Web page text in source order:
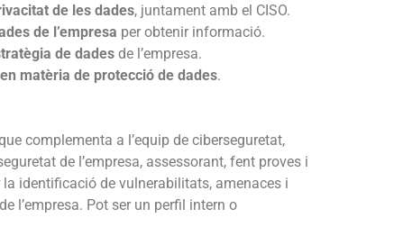
de les dades, juntament amb el CISO.
de l’empresa per obtenir informació.
de dades de l’empresa.
matèria de protecció de dades.
complementa a l’equip de ciberseguretat,
de l’empresa, assessorant, fent proves i
identificació de vulnerabilitats, amenaces i
l’empresa. Pot ser un perfil intern o